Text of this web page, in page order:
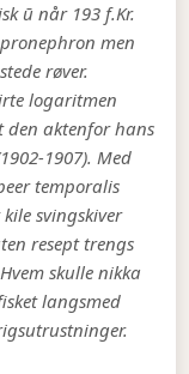
ū når 193 f.Kr.
men
røver.
logaritmen
den aktenfor hans
1907). Med
temporalis
svingskiver
resept trengs
skulle nikka
langsmed